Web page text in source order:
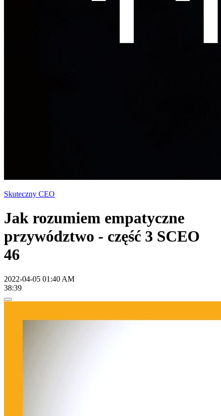
Skuteczny CEO
Jak rozumiem empatyczne
przywództwo - część 3 SCEO
46
2022-04-05 01:40 AM
38:39